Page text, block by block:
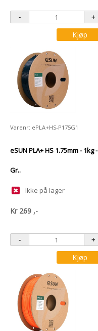
Kjøp
Varenr: ePLA+HS-P175G1
eSUN PLA+ HS 1.75mm - 1kg -
Gr..
Ikke på lager
Kr 269 ,-
Kjøp